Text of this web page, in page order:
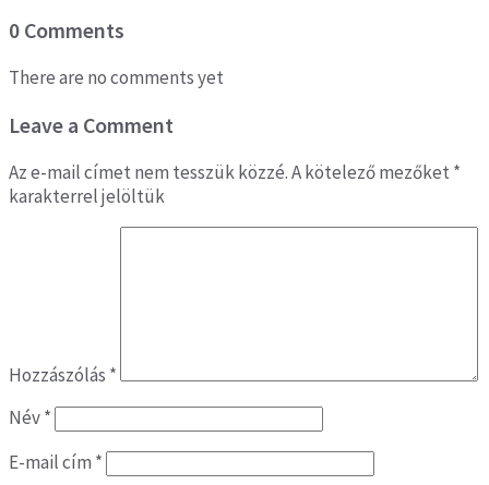
0 Comments
There are no comments yet
Leave a Comment
Az e-mail címet nem tesszük közzé.A kötelező mezőket *
karakterrel jelöltük
Hozzászólás *
Név*
E-mail cím *